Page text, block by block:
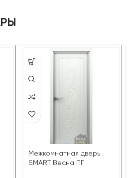
Межкомнатная дверь
SMART Весна ПГ